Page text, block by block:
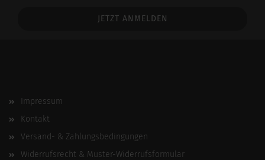
Impressum
Kontakt
Versand- & Zahlungsbedingungen
Widerrufsrecht & Muster-Widerrufsformular